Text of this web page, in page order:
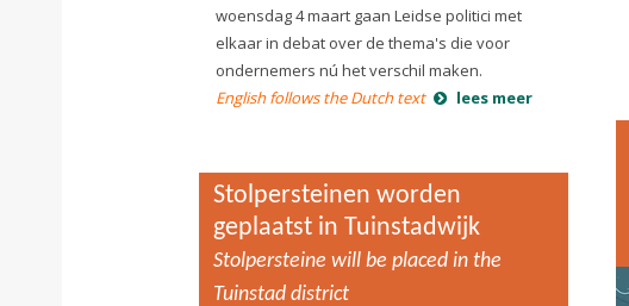
woensdag 4 maart gaan Leidse politici met
elkaar in debat over de thema's die voor
ondernemers nú het verschil maken.
English follows the Dutch text
lees meer
Stolpersteinen worden
geplaatst in Tuinstadwijk
Stolpersteine ​​will be placed in the
Tuinstad district